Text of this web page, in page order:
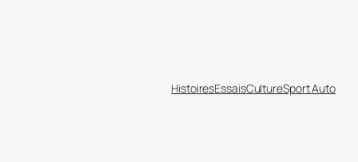
HistoiresEssaisCultureSport Auto